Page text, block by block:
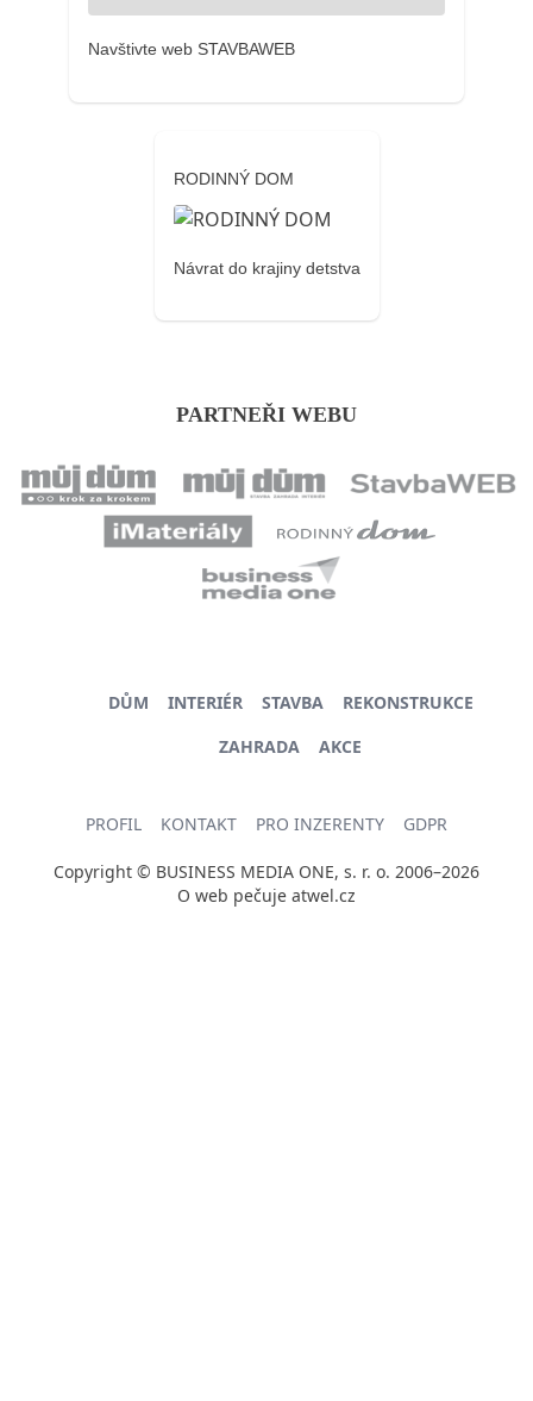
Navštivte web STAVBAWEB
RODINNÝ DOM
Návrat do krajiny detstva
PARTNEŘI WEBU
DŮM INTERIÉR STAVBA
REKONSTRUKCE
ZAHRADA
AKCE
PROFIL KONTAKT PRO INZERENTY GDPR
Copyright © BUSINESS MEDIA ONE, s. r. o. 2006–2026